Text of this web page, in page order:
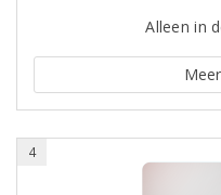
Alleen in
4